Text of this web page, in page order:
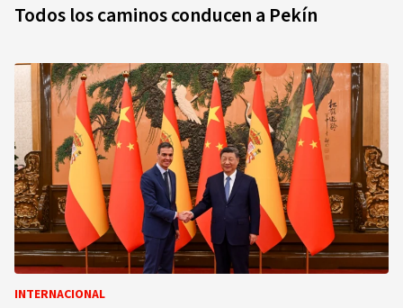
Todos los caminos conducen a Pekín
INTERNACIONAL